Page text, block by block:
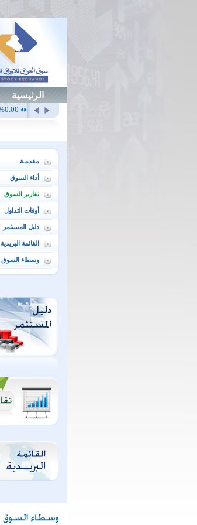
الرئيسية
ابورت 0.00
مقدمـة
أداء السوق
تقارير السوق
أوقات التداول
دليل المستثمر
القائمة البريدية
وسطاء السوق